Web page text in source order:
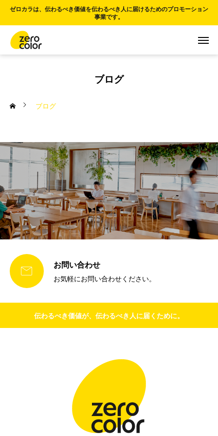
ゼロカラは、伝わるべき価値を伝わるべき人に届けるためのプロモーション
事業です。
ブログ
ブログ
 お問い合わせ
お気軽にお問い合わせください。
伝わるべき価値が、伝わるべき人に届くために。